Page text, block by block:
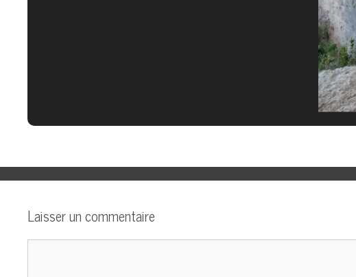
Laisser un commentaire
Commentaire